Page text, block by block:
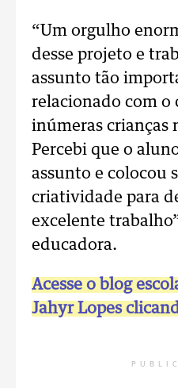
“Um orgulho
desse projeto e
assunto tão
relacionado com o
inúmeras crianças
Percebi que o
assunto e colocou
criatividade para
excelente
educadora.
Acesse o blog
Jahyr Lopes